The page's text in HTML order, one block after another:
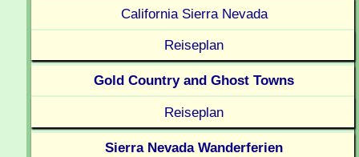
California Sierra Nevada
Reiseplan
Gold Country and Ghost Towns
Reiseplan
Sierra Nevada Wanderferien